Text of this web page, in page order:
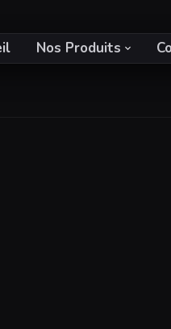
Nos Produits